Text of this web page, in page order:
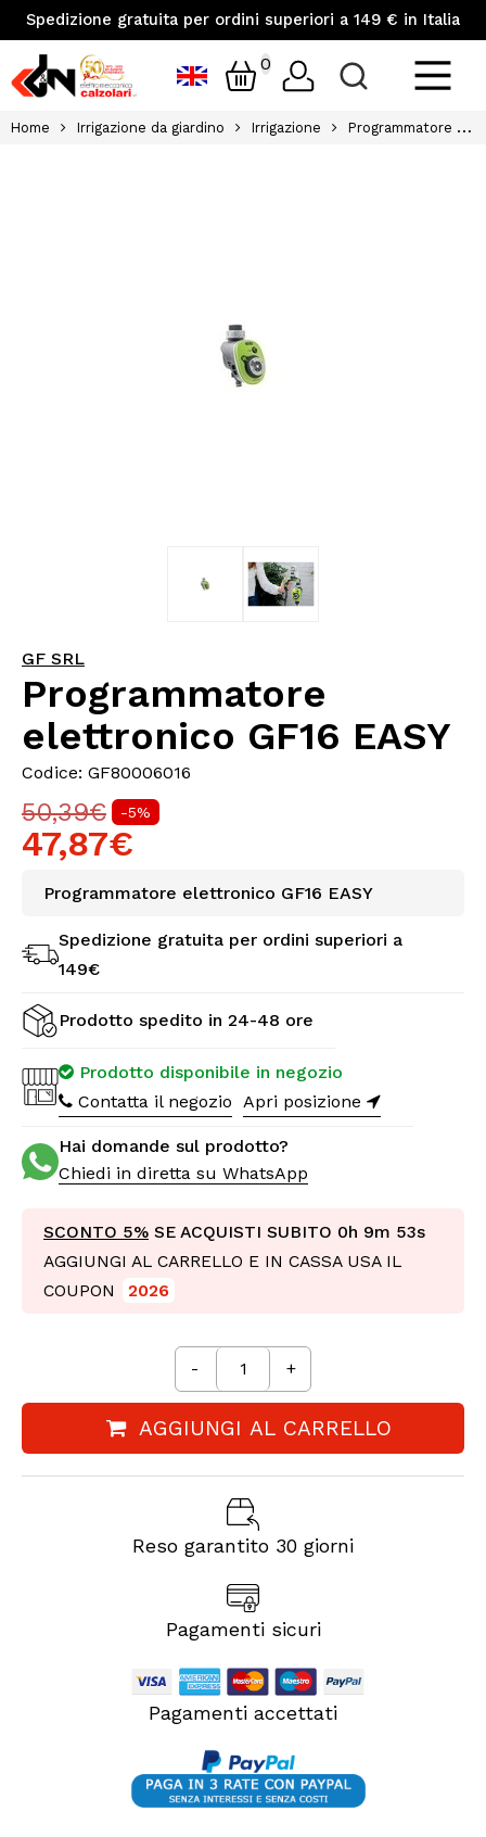
Spedizione gratuita per ordini superiori a 149 € in Italia
0
Home Irrigazione da giardino Irrigazione Programmatore elettronico gf16 easy
GF SRL
Programmatore
elettronico GF16 EASY
Codice: GF80006016
50,39€ -5%
47,87€
Programmatore elettronico GF16 EASY
Spedizione gratuita per ordini superiori a
149€
Prodotto spedito in 24-48 ore
Prodotto disponibile in negozio
Contatta il negozio
Apri posizione
Hai domande sul prodotto?
Chiedi in diretta su WhatsApp
SCONTO 5% SE ACQUISTI SUBITO 0h 9m 52s
AGGIUNGI AL CARRELLO E IN CASSA USA IL
COUPON
2026
- +
AGGIUNGI AL CARRELLO
Reso garantito 30 giorni
Pagamenti sicuri
Pagamenti accettati